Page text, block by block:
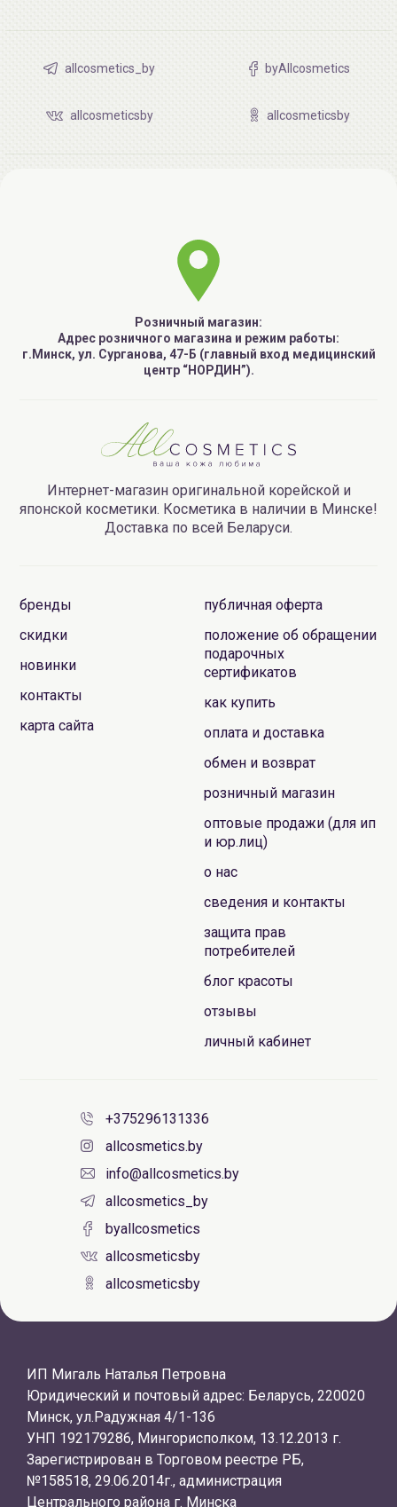
allcosmetics_by byAllcosmetics
allcosmeticsby allcosmeticsby
Розничный магазин:
Адрес розничного магазина и режим работы:
г.Минск, ул. Сурганова, 47-Б (главный вход медицинский
центр “НОРДИН”).
Интернет-магазин оригинальной корейской и
японской косметики. Косметика в наличии в Минске!
Доставка по всей Беларуси.
бренды
скидки
новинки
контакты
карта сайта
публичная оферта
положение об обращении
подарочных
сертификатов
как купить
оплата и доставка
обмен и возврат
розничный магазин
оптовые продажи (для ип
и юр.лиц)
о нас
сведения и контакты
защита прав
потребителей
блог красоты
отзывы
личный кабинет
+375296131336
allcosmetics.by
info@allcosmetics.by
allcosmetics_by
byallcosmetics
allcosmeticsby
allcosmeticsby
ИП Мигаль Наталья Петровна
Юридический и почтовый адрес: Беларусь, 220020
Минск, ул.Радужная 4/1-136
УНП 192179286, Мингорисполком, 13.12.2013 г.
Зарегистрирован в Торговом реестре РБ,
№158518, 29.06.2014г., администрация
Центрального района г. Минска